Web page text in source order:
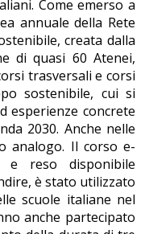
Come emerso a
annuale della Rete
creata dalla
di quasi 60 Atenei,
trasversali e corsi
sostenibile, cui si
esperienze concrete
2030. Anche nelle
analogo. Il corso e-
e reso disponibile
è stato utilizzato
scuole italiane nel
anche partecipato